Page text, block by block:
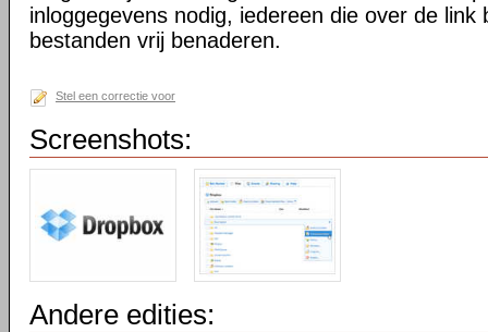
inloggegevens nodig, iedereen die over de link
bestanden vrij benaderen.
Stel een correctie voor
Screenshots:
Andere edities: